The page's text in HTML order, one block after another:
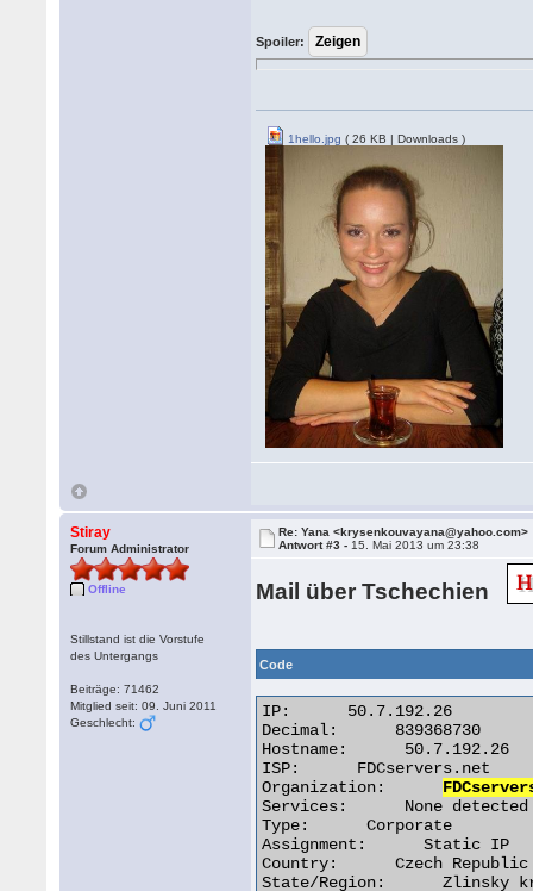
Spoiler:
1hello.jpg ( 26 KB | Downloads )
Stiray
Forum Administrator
Offline
Stillstand ist die Vorstufe
des Untergangs
Beiträge: 71462
Mitglied seit: 09. Juni 2011
Geschlecht:
Re: Yana <krysenkouvayana@yahoo.com>
Antwort #3 - 15. Mai 2013 um 23:38
Mail über Tschechien
Code
IP:      50.7.192.26
Decimal:      839368730
Hostname:      50.7.192.26
ISP:      FDCservers.net
Organization:
Services:      None detected
Type:      Corporate
Assignment:      Static IP
Country:      Czech Republic
State/Region:      Zlinsky